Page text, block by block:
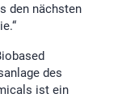
den nächsten
des
ist ein